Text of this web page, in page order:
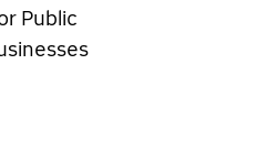
Public